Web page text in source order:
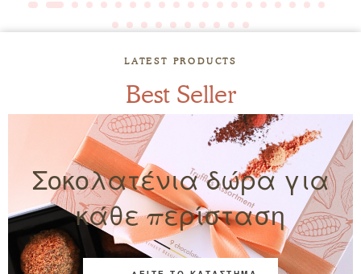
LATEST PRODUCTS
Best Seller
Σοκολατένια δώρα για
κάθε περίσταση